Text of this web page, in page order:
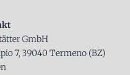
GmbH
7, 39040 Termeno (BZ)